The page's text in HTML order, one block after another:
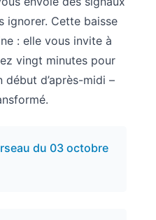
ignorer. Cette baisse
: elle vous invite à
vingt minutes pour
d’après-midi –
du 03 octobre